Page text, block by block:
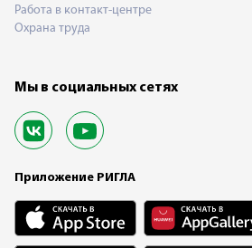
Работа в контакт-центре
Охрана труда
Мы в социальных сетях
Приложение РИГЛА